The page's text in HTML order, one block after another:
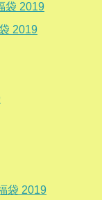
袋 2019
2019
袋 2019